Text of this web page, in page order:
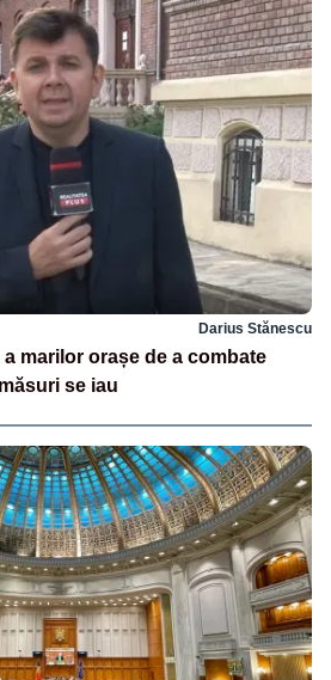
Darius Stănescu
a marilor orașe de a combate
se iau